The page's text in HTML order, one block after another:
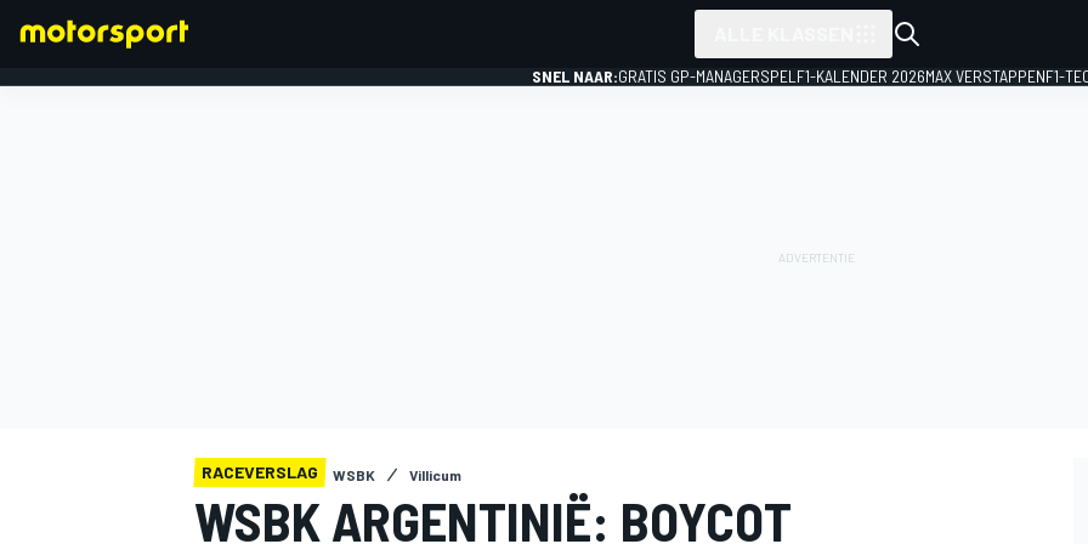
SNEL NAAR:GRATIS GP-MANAGERSPEL F1-KALENDER 2026MAX VERSTAPPENF1-
RACEVERSLAG WSBK Villicum
WSBK ARGENTINIË: BOYCOT